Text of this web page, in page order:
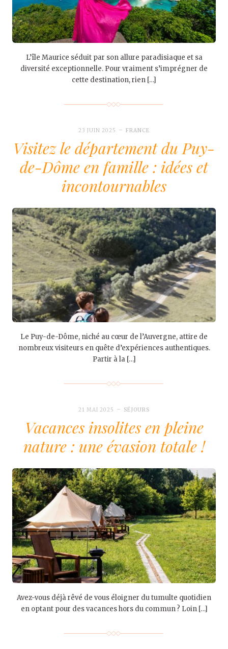
L’île Maurice séduit par son allure paradisiaque et sa
diversité exceptionnelle. Pour vraiment s’imprégner de
cette destination, rien […]
23 JUIN 2025 FRANCE
Visitez le département du Puy-
de-Dôme en famille : idées et
incontournables
Le Puy-de-Dôme, niché au cœur de l’Auvergne, attire de
nombreux visiteurs en quête d’expériences authentiques.
Partir à la […]
21 MAI 2025 SÉJOURS
Vacances insolites en pleine
nature : une évasion totale !
Avez-vous déjà rêvé de vous éloigner du tumulte quotidien
en optant pour des vacances hors du commun ? Loin […]